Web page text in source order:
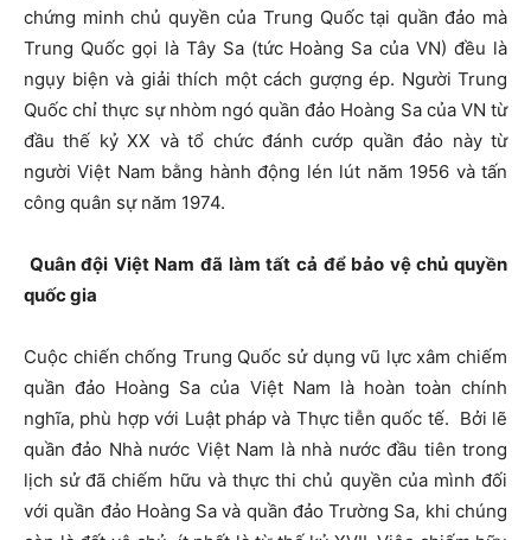
chứng minh chủ quyền của Trung Quốc tại quần đảo mà
Trung Quốc gọi là Tây Sa (tức Hoàng Sa của VN) đều là
ngụy biện và giải thích một cách gượng ép. Người Trung
Quốc chỉ thực sự nhòm ngó quần đảo Hoàng Sa của VN từ
đầu thế kỷ XX và tổ chức đánh cướp quần đảo này từ
người Việt Nam bằng hành động lén lút năm 1956 và tấn
công quân sự năm 1974.
Quân đội Việt Nam đã làm tất cả để bảo vệ chủ quyền
quốc gia
Cuộc chiến chống Trung Quốc sử dụng vũ lực xâm chiếm
quần đảo Hoàng Sa của Việt Nam là hoàn toàn chính
nghĩa, phù hợp với Luật pháp và Thực tiễn quốc tế. Bởi lẽ
quần đảo Nhà nước Việt Nam là nhà nước đầu tiên trong
lịch sử đã chiếm hữu và thực thi chủ quyền của mình đối
với quần đảo Hoàng Sa và quần đảo Trường Sa, khi chúng